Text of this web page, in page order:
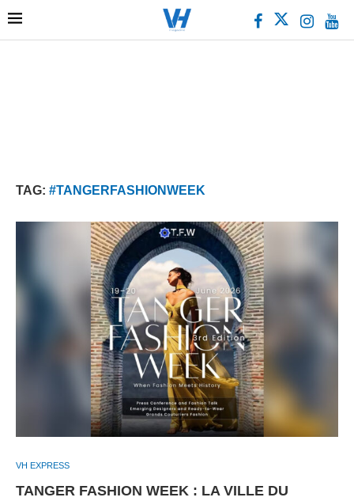
TAG: #TANGERFASHIONWEEK
VH EXPRESS
TANGER FASHION WEEK : LA VILLE DU